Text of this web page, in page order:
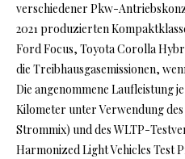
verschiedener Pkw-
2021 produzierten
Ford Focus, Toyota Corolla
die Treibhausgasemissionen,
Die angenommene Laufleistung
Kilometer unter Verwendung
Strommix) und des WLTP-
Harmonized Light Vehicles Test